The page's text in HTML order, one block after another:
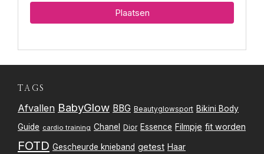
TAGS
Afvallen BabyGlow BBG Beautyglowsport Bikini Body
Guide cardio training Chanel Dior Essence Filmpje fit worden
FOTD Gescheurde knieband getest Haar